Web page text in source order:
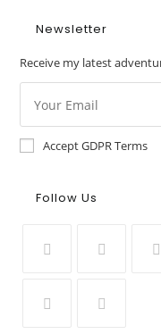
Newsletter
Receive my latest
Accept GDPR Terms
Follow Us